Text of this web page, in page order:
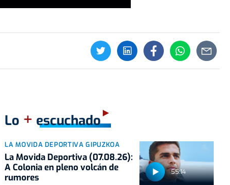
Lo + escuchado
55:14
LA MOVIDA DEPORTIVA GIPUZKOA
La Movida Deportiva (07.08.26):
A Colonia en pleno volcán de
rumores